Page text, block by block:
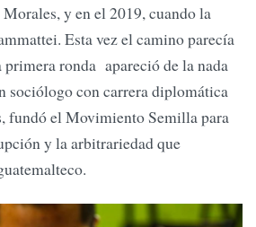
y en el 2019, cuando la
Esta vez el camino parecía
primera ronda apareció de la nada
sociólogo con carrera diplomática
fundó el Movimiento Semilla para
y la arbitrariedad que